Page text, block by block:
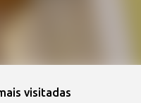
visitadas